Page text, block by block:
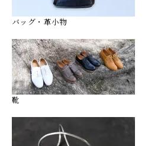
バッグ・革小物
靴